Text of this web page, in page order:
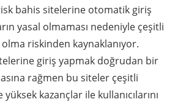
bahis sitelerine otomatik giriş
yasal olmaması nedeniyle çeşitli
olma riskinden kaynaklanıyor.
giriş yapmak doğrudan bir
rağmen bu siteler çeşitli
kazançlar ile kullanıcılarını